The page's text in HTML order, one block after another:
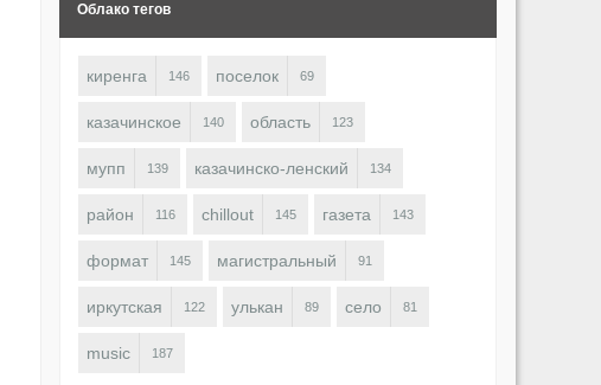
Облако тегов
киренга 146 поселок 69
казачинское 140 область 123
мупп 139 казачинско-ленский 134
район 116 chillout 145 газета 143
формат 145 магистральный 91
иркутская 122 улькан 89 село 81
music 187